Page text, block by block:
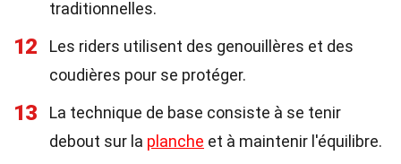
traditionnelles.
12
Les riders utilisent des genouillères et des
coudières pour se protéger.
13
La technique de base consiste à se tenir
debout sur la planche et à maintenir l'équilibre.